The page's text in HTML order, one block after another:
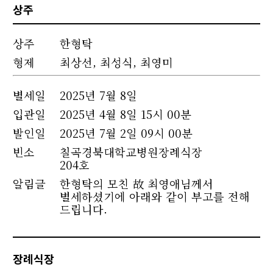
상주
상주
한형탁
형제
최상선, 최성식, 최영미
별세일
2025년 7월 8일
입관일
2025년 4월 8일 15시 00분
발인일
2025년 7월 2일 09시 00분
빈소
칠곡경북대학교병원장례식장
204호
알림글
한형탁의 모친 故 최영애님께서
별세하셨기에 아래와 같이 부고를 전해
드립니다.
장례식장